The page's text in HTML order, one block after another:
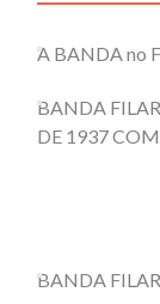
A BANDA no
BANDA
DE 1937
BANDA